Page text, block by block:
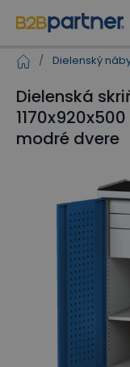
/ Dielenský
Dielenská
modré dvere